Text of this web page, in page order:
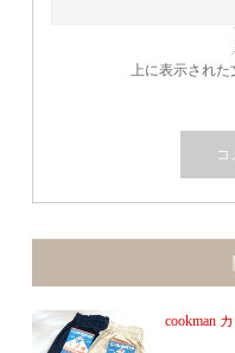
上に表示された
cookman